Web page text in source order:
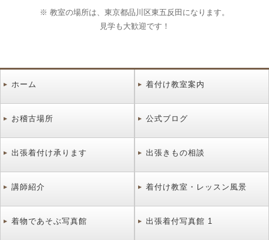
※ 教室の場所は、東京都品川区東五反田になります。
見学も大歓迎です！
ホーム 着付け教室案内
お稽古場所 公式ブログ
出張着付け承ります 出張きもの相談
講師紹介 着付け教室・レッスン風景
着物であそぶ写真館 出張着付写真館 1